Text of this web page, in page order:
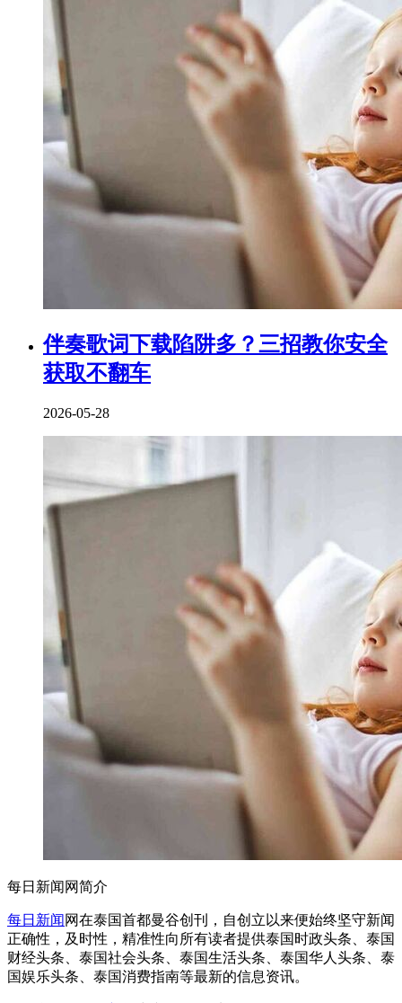
伴奏歌词下载陷阱多？三招教你安全
获取不翻车
2026-05-28
每日新闻网简介
每日新闻 网在泰国首都曼谷创刊，自创立以来便始终坚守新闻
正确性，及时性，精准性向所有读者提供泰国时政头条、泰国
财经头条、泰国社会头条、泰国生活头条、泰国华人头条、泰
国娱乐头条、泰国消费指南等最新的信息资讯。